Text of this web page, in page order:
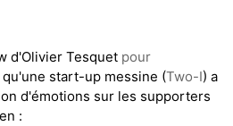
d'Olivier Tesquet pour
qu'une start-up messine (Two-I) a
d'émotions sur les supporters
: